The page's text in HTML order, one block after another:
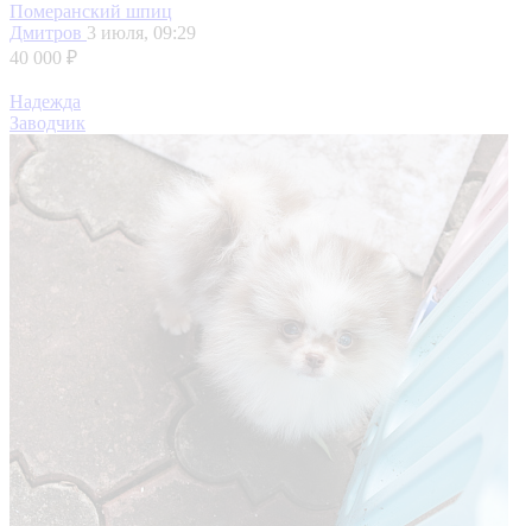
Померанский шпиц
Дмитров 3 июля, 09:29
40 000 ₽
Надежда
Заводчик